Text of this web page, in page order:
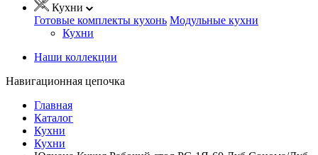
Кухни
Готовые комплекты кухонь Модульные кухни
Кухни
Наши коллекции
Навигационная цепочка
Главная
Каталог
Кухни
Кухни